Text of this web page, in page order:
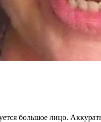
большое лицо.